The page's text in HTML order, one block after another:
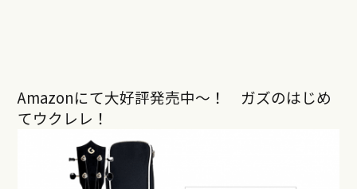
Amazonにて大好評発売中〜！ ガズのはじめ
てウクレレ！